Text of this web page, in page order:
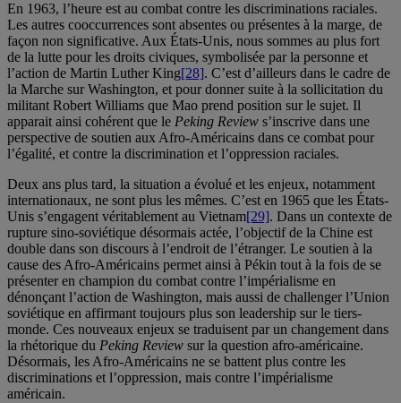
En 1963, l’heure est au combat contre les discriminations raciales.
Les autres cooccurrences sont absentes ou présentes à la marge, de
façon non significative. Aux États-Unis, nous sommes au plus fort
de la lutte pour les droits civiques, symbolisée par la personne et
l’action de Martin Luther King[28]. C’est d’ailleurs dans le cadre de
la Marche sur Washington, et pour donner suite à la sollicitation du
militant Robert Williams que Mao prend position sur le sujet. Il
apparait ainsi cohérent que le Peking Review s’inscrive dans une
perspective de soutien aux Afro-Américains dans ce combat pour
l’égalité, et contre la discrimination et l’oppression raciales.
Deux ans plus tard, la situation a évolué et les enjeux, notamment
internationaux, ne sont plus les mêmes. C’est en 1965 que les États-
Unis s’engagent véritablement au Vietnam[29]. Dans un contexte de
rupture sino-soviétique désormais actée, l’objectif de la Chine est
double dans son discours à l’endroit de l’étranger. Le soutien à la
cause des Afro-Américains permet ainsi à Pékin tout à la fois de se
présenter en champion du combat contre l’impérialisme en
dénonçant l’action de Washington, mais aussi de challenger l’Union
soviétique en affirmant toujours plus son leadership sur le tiers-
monde. Ces nouveaux enjeux se traduisent par un changement dans
la rhétorique du Peking Review sur la question afro-américaine.
Désormais, les Afro-Américains ne se battent plus contre les
discriminations et l’oppression, mais contre l’impérialisme
américain.